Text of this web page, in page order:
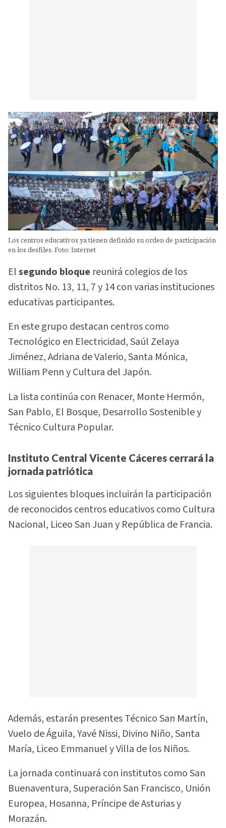
Los centros educativos ya tienen definido su orden de participación
en los desfiles. Foto: Internet
Elsegundo bloque reunirá colegios de los
distritos No. 13, 11, 7 y 14 con varias instituciones
educativas participantes.
En este grupo destacan centros como
Tecnológico en Electricidad, Saúl Zelaya
Jiménez, Adriana de Valerio, Santa Mónica,
William Penn y Cultura del Japón.
La lista continúa con Renacer, Monte Hermón,
San Pablo, El Bosque, Desarrollo Sostenible y
Técnico Cultura Popular.
Instituto Central Vicente Cáceres cerrará la
jornada patriótica
Los siguientes bloques incluirán la participación
de reconocidos centros educativos como Cultura
Nacional, Liceo San Juan y República de Francia.
Además, estarán presentes Técnico San Martín,
Vuelo de Águila, Yavé Nissi, Divino Niño, Santa
María, Liceo Emmanuel y Villa de los Niños.
La jornada continuará con institutos como San
Buenaventura, Superación San Francisco, Unión
Europea, Hosanna, Príncipe de Asturias y
Morazán.